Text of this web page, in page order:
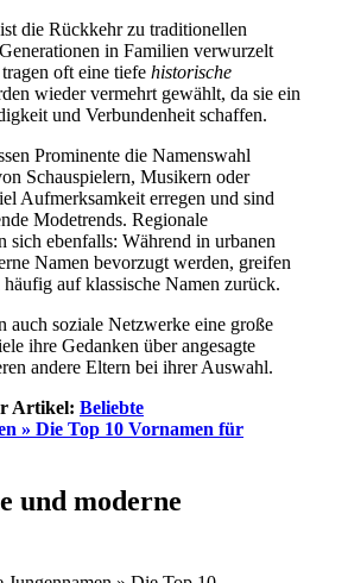
die Rückkehr zu traditionellen
in Familien verwurzelt
oft eine tiefe historische
wieder vermehrt gewählt, da sie ein
und Verbundenheit schaffen.
Prominente die Namenswahl
Schauspielern, Musikern oder
Aufmerksamkeit erregen und sind
Modetrends. Regionale
sich ebenfalls: Während in urbanen
Namen bevorzugt werden, greifen
auf klassische Namen zurück.
auch soziale Netzwerke eine große
ihre Gedanken über angesagte
andere Eltern bei ihrer Auswahl.
Artikel: Beliebte
» Die Top 10 Vornamen für
und moderne